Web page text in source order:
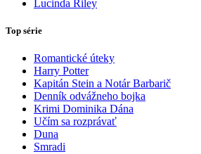
Lucinda Riley
Top série
Romantické úteky
Harry Potter
Kapitán Stein a Notár Barbarič
Denník odvážneho bojka
Krimi Dominika Dána
Učím sa rozprávať
Duna
Smradi